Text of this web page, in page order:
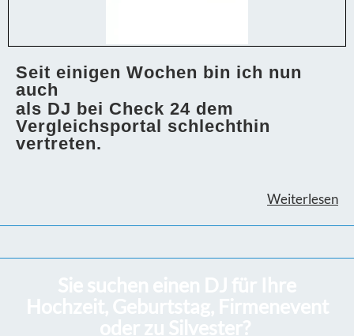
Seit einigen Wochen bin ich nun
auch
als DJ bei Check 24 dem
Vergleichsportal schlechthin
vertreten.
Weiterlesen